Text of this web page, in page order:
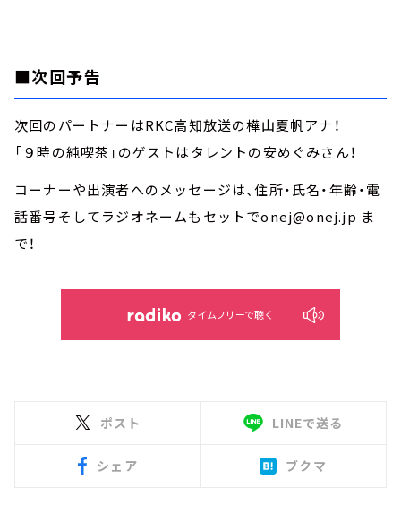
■次回予告
次回のパートナーはRKC高知放送の樺山夏帆アナ！
「９時の純喫茶」のゲストはタレントの安めぐみさん！
コーナーや出演者へのメッセージは、住所・氏名・年齢・電
話番号そしてラジオネームもセットでonej@onej.jp ま
で！
タイムフリーで聴く
ポスト LINEで送る
シェア ブクマ